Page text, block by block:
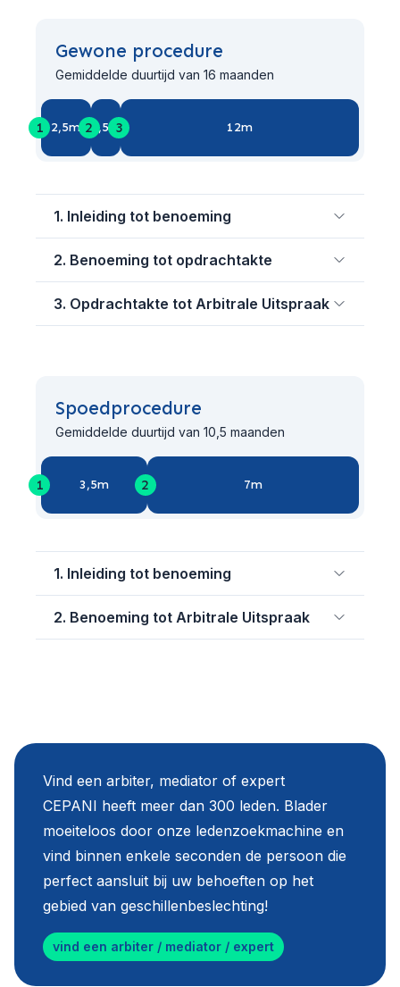
Vind een arbiter, mediator of expert
CEPANI heeft meer dan 300 leden. Blader
moeiteloos door onze ledenzoekmachine en
vind binnen enkele seconden de persoon die
perfect aansluit bij uw behoeften op het
gebied van geschillenbeslechting!
vind een arbiter / mediator / expert
Gewone procedure
Gemiddelde duurtijd van 16 maanden
1 2,5m 21,5m3 12m
1. Inleiding tot benoeming
2. Benoeming tot opdrachtakte
3. Opdrachtakte tot Arbitrale Uitspraak
Spoedprocedure
Gemiddelde duurtijd van 10,5 maanden
1 3,5m 2 7m
1. Inleiding tot benoeming
2. Benoeming tot Arbitrale Uitspraak